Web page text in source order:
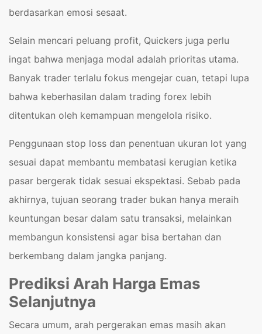
berdasarkan emosi sesaat.
Selain mencari peluang profit, Quickers juga perlu
ingat bahwa menjaga modal adalah prioritas utama.
Banyak trader terlalu fokus mengejar cuan, tetapi lupa
bahwa keberhasilan dalam trading forex lebih
ditentukan oleh kemampuan mengelola risiko.
Penggunaan stop loss dan penentuan ukuran lot yang
sesuai dapat membantu membatasi kerugian ketika
pasar bergerak tidak sesuai ekspektasi. Sebab pada
akhirnya, tujuan seorang trader bukan hanya meraih
keuntungan besar dalam satu transaksi, melainkan
membangun konsistensi agar bisa bertahan dan
berkembang dalam jangka panjang.
Prediksi Arah Harga Emas
Selanjutnya
Secara umum, arah pergerakan emas masih akan